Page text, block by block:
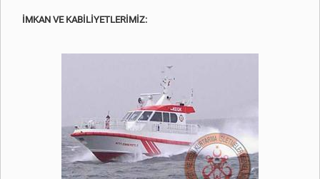
İMKAN VE KABİLİYETLERİMİZ: